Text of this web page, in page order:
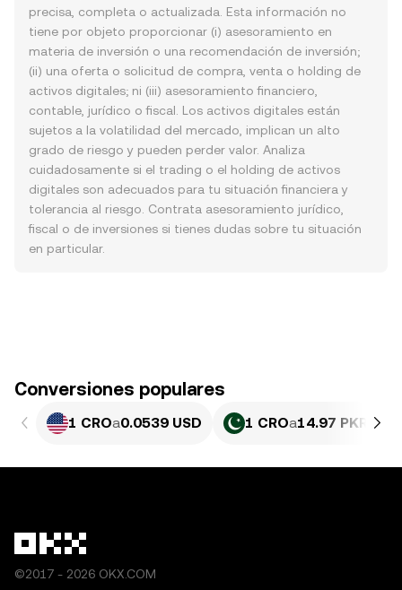
precisa, completa o actualizada. Esta información no
tiene por objeto proporcionar (i) asesoramiento en
materia de inversión o una recomendación de inversión;
(ii) una oferta o solicitud de compra, venta o holding de
activos digitales; ni (iii) asesoramiento financiero,
contable, jurídico o fiscal. Los activos digitales están
sujetos a la volatilidad del mercado, implican un alto
grado de riesgo y pueden perder valor. Analiza
cuidadosamente si el trading o el holding de activos
digitales son adecuados para tu situación financiera y
tolerancia al riesgo. Contrata asesoramiento jurídico,
fiscal o de inversiones si tienes dudas sobre tu situación
en particular.
Conversiones populares
1 CROa0.0539 USD 1 CROa14.97 PKR
©2017 - 2026 OKX.COM